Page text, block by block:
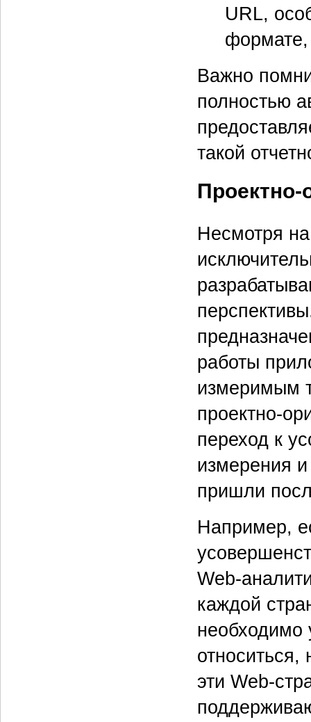
URL,
Важно
полностью
такой
Несмотря на
работы
измеримым
проектно-
переход к
измерения
пришли
Например,
Web-
каждой
необходимо
эти Web-